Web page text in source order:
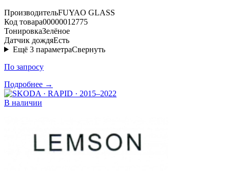
ПроизводительFUYAO GLASS
Код товара00000012775
ТонировкаЗелёное
Датчик дождяЕсть
Ещё 3 параметраСвернуть
По запросу
Подробнее →
В наличии